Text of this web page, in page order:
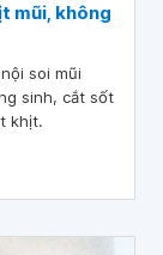
mũi, không
soi mũi
sinh, cắt sốt
khịt.